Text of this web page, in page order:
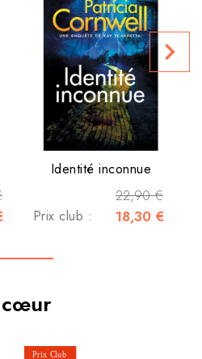
Identité inconnue
22,90 €
Prix club : 18,30 €
navigate_next
cœur